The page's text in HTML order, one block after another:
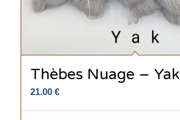
Thèbes Nuage – Yak
21.00 €